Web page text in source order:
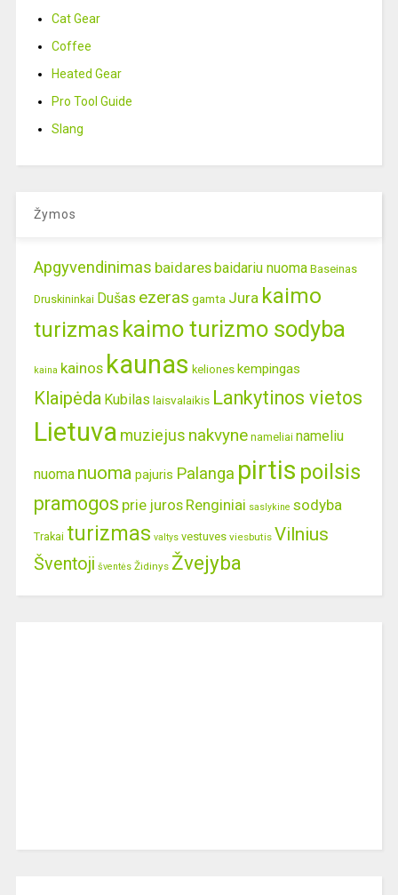
Cat Gear
Coffee
Heated Gear
Pro Tool Guide
Slang
Žymos
Apgyvendinimas baidares baidariu nuoma Baseinas
Druskininkai Dušas ezeras gamta Jura kaimo
turizmas kaimo turizmo sodyba
kaina kainos kaunas keliones kempingas
Klaipėda Kubilas laisvalaikis Lankytinos vietos
Lietuva muziejus nakvyne nameliai nameliu
nuoma nuoma pajuris Palanga pirtis poilsis
pramogos prie juros Renginiai saslykine sodyba
Trakai turizmas valtys vestuves viesbutis Vilnius
Šventoji šventės Židinys Žvejyba